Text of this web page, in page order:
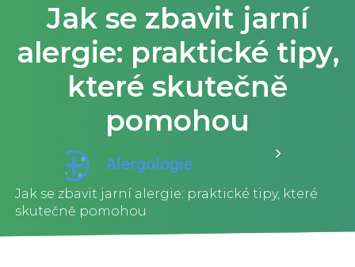
Jak se zbavit jarní
alergie: praktické tipy,
které skutečně
pomohou
Jak se zbavit jarní alergie: praktické tipy, které
skutečně pomohou